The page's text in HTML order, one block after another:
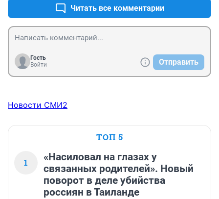
правительства за 32 года, т.к. результаты его видны
не вооруженным глазом и вопрос Чернышевского
"Что делать?", заданный полтора века назад в
буржуазной России, для нас до сих пор актуален,
дорогие мои товарищи!
Читать все комментарии
Гость
Войти
Отправить
Новости СМИ2
ТОП 5
1
«Насиловал на глазах у
связанных родителей». Новый
поворот в деле убийства
россиян в Таиланде